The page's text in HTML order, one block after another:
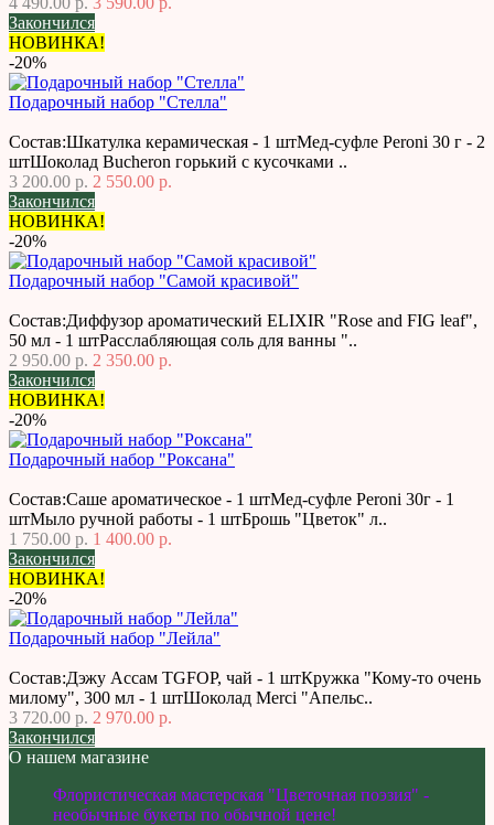
Закончился
НОВИНКА!
-20%
Подарочный набор "Стелла"
Состав:Шкатулка керамическая - 1 штМед-суфле Peroni 30 г - 2
штШоколад Bucheron горький с кусочками ..
3 200.00 р. 2 550.00 р.
Закончился
НОВИНКА!
-20%
Подарочный набор "Самой красивой"
Состав:Диффузор ароматический ELIXIR "Rose and FIG leaf",
50 мл - 1 штРасслабляющая соль для ванны "..
2 950.00 р. 2 350.00 р.
Закончился
НОВИНКА!
-20%
Подарочный набор "Роксана"
Состав:Саше ароматическое - 1 штМед-суфле Peroni 30г - 1
штМыло ручной работы - 1 штБрошь "Цветок" л..
1 750.00 р. 1 400.00 р.
Закончился
НОВИНКА!
-20%
Подарочный набор "Лейла"
Состав:Дэжу Ассам TGFOP, чай - 1 штКружка "Кому-то очень
милому", 300 мл - 1 штШоколад Merci "Апельс..
3 720.00 р. 2 970.00 р.
Закончился
О нашем магазине
Флористическая мастерская "Цветочная поэзия" -
необычные букеты по обычной цене!